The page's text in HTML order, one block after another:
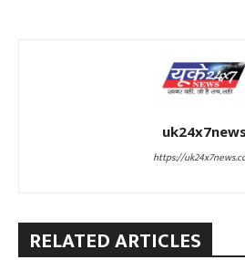
uk24x7news
https://
RELATED ARTICLES